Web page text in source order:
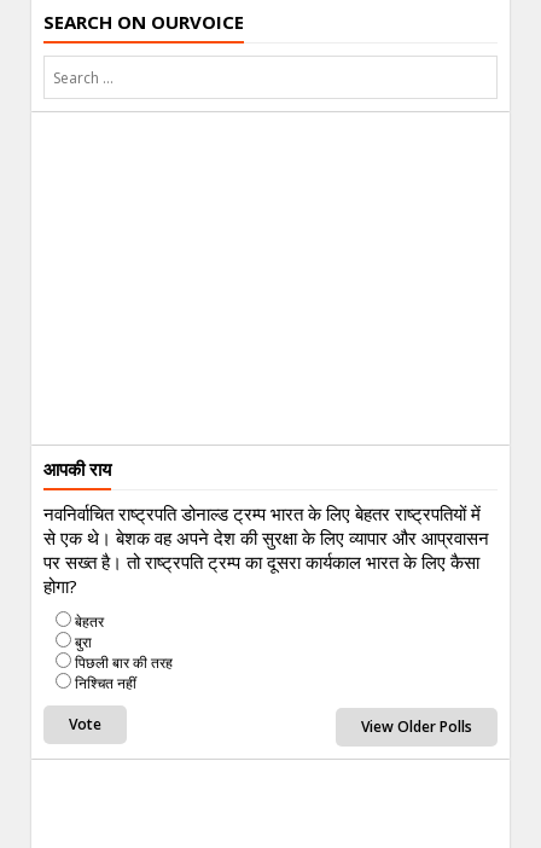
SEARCH ON OURVOICE
आपकी राय
नवनिर्वाचित राष्ट्रपति डोनाल्ड ट्रम्प भारत के लिए बेहतर राष्ट्रपतियों में
से एक थे। बेशक वह अपने देश की सुरक्षा के लिए व्यापार और आप्रवासन
पर सख्त है। तो राष्ट्रपति ट्रम्प का दूसरा कार्यकाल भारत के लिए कैसा
होगा?
बेहतर
बुरा
पिछली बार की तरह
निश्चित नहीं
View Older Polls